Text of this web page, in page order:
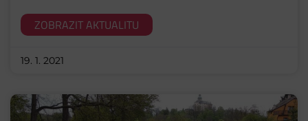
ZOBRAZIT AKTUALITU
19. 1. 2021